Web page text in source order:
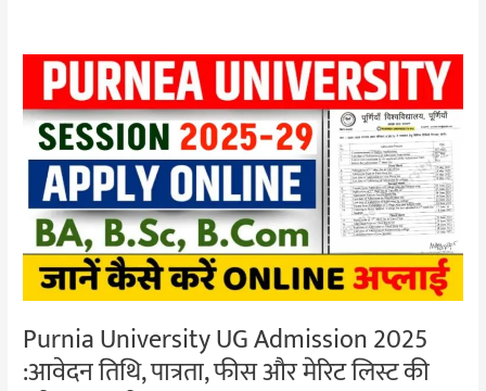
Purnia University UG Admission 2025
:आवेदन तिथि, पात्रता, फीस और मेरिट लिस्ट की
Purnia
University
UG
Admission
2025
:आवेदन
तिथि,
पात्रता,
फीस
मेरिट
लिस्ट